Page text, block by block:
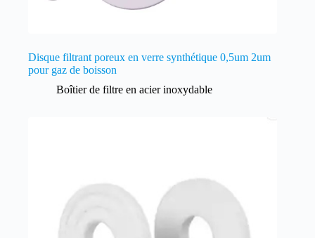
Disque filtrant poreux en verre synthétique 0,5um 2um
pour gaz de boisson
Boîtier de filtre en acier inoxydable